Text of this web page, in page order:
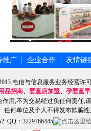
推广 ┆ 企业合作 ┆ 友情链
电信与信息服务业务经营许
品招商、 婴童店加盟、 孕婴童
作用,不为交易经过负任何责任,
任何单位及个人不得发布欺骗
QQ：3229766445